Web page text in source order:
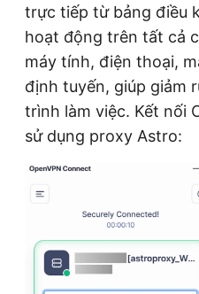
trực tiếp từ bảng điều
hoạt động trên tất cả
máy tính, điện thoại,
định tuyến, giúp giảm
trình làm việc. Kết nối
sử dụng proxy Astro: